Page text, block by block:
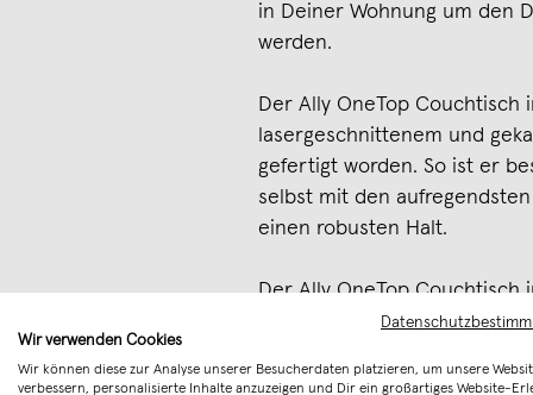
in Deiner Wohnung um den
werden.
Der Ally OneTop
lasergeschnittenem und
gefertigt worden. So ist er
selbst mit den
einen robusten Halt.
Der Ally OneTop Couchtisch
Rollen aus Gummi
bequem hin- und
Arbeitsbedingungen
Wir verwenden Cookies
Wir können diese zur Analyse unserer Besucherdaten platzieren, um unsere
verbessern, personalisierte Inhalte anzuzeigen und Dir ein großartiges Website-